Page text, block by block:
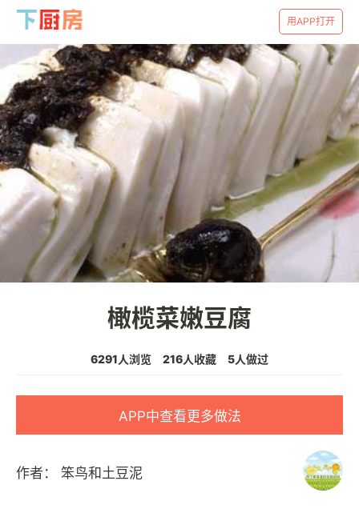
用APP打开
橄榄菜嫩豆腐
6291人浏览 216人收藏 5人做过
APP中查看更多做法
作者： 笨鸟和土豆泥